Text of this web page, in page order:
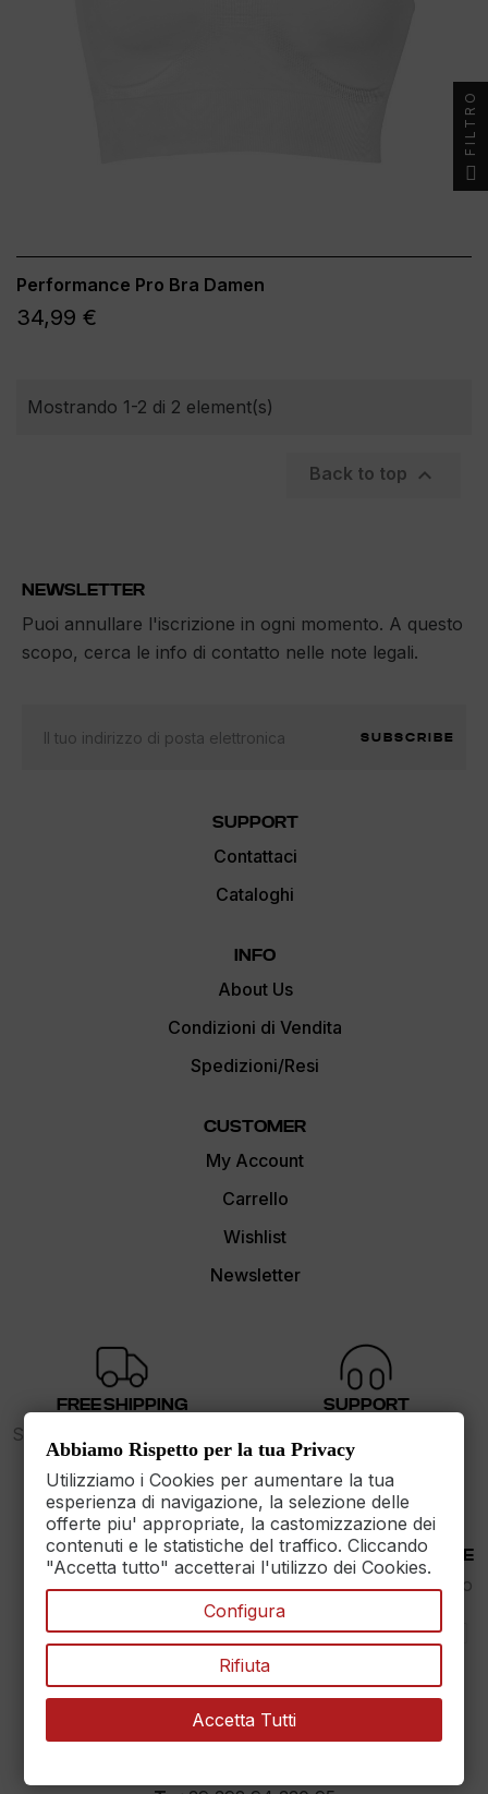
Performance Pro Bra Damen
34,99 €
Mostrando 1-2 di 2 element(s)
Back to top 
NEWSLETTER
Puoi annullare l'iscrizione in ogni momento. A questo
scopo, cerca le info di contatto nelle note legali.
SUBSCRIBE
SUPPORT
Contattaci
Cataloghi
INFO
About Us
Condizioni di Vendita
Spedizioni/Resi
CUSTOMER
My Account
Carrello
Wishlist
Newsletter
FREE SHIPPING
Spedizione gratuita sopra i
89€
SUPPORT
30 DAYS RETURN
Reso Garantito entro
100% PAYMENT SECURE
Assicuriamo il pagamento
MAXET SRL
››Dati aziendali
Abbiamo Rispetto per la tua Privacy
Utilizziamo i Cookies per aumentare la tua
esperienza di navigazione, la selezione delle
offerte piu' appropriate, la castomizzazione dei
contenuti e le statistiche del traffico. Cliccando
"Accetta tutto" accetterai l'utilizzo dei Cookies.
Configura
Rifiuta
Accetta Tutti
FILTRO